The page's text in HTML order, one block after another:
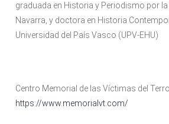
graduada en Historia y Periodismo por
Navarra, y doctora en Historia
Universidad del País Vasco (UPV-EHU)
Centro Memorial de las Víctimas del
https://www.memorialvt.com/